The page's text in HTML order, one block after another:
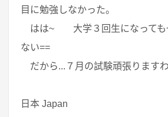
目に勉強しなかった。
はは~ 大学３回生になっても
ない==
だから...７月の試験頑張りますわ
日本 Japan